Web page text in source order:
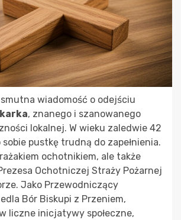
smutna wiadomość o odejściu
, znanego i szanowanego
lokalnej. W wieku zaledwie 42
sobie pustkę trudną do zapełnienia.
ochotnikiem, ale także
Ochotniczej Straży Pożarnej
Jako Przewodniczący
Bór Biskupi z Przeniem,
liczne inicjatywy społeczne,